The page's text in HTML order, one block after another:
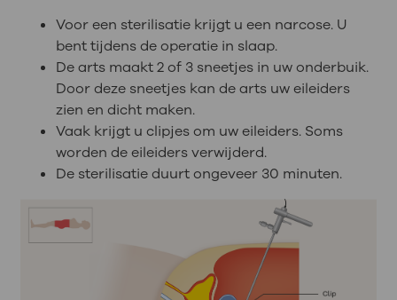
Voor een sterilisatie krijgt u een narcose. U
bent tijdens de operatie in slaap.
De arts maakt 2 of 3 sneetjes in uw onderbuik.
Door deze sneetjes kan de arts uw eileiders
zien en dicht maken.
Vaak krijgt u clipjes om uw eileiders. Soms
worden de eileiders verwijderd.
De sterilisatie duurt ongeveer 30 minuten.